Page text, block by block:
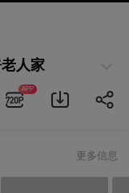
人家
APP
更多信息